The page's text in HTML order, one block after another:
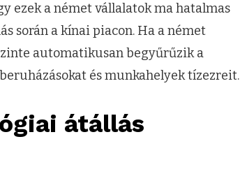
ezek a német vállalatok ma hatalmas
során a kínai piacon. Ha a német
automatikusan begyűrűzik a
és munkahelyek tízezreit.
átállás